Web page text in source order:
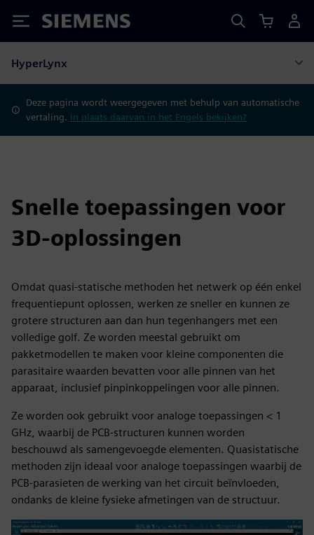
Siemens
HyperLynx
Deze pagina wordt weergegeven met behulp van automatische
vertaling. In plaats daarvan in het Engels bekijken?
Snelle toepassingen voor
3D-oplossingen
Omdat quasi-statische methoden het netwerk op één enkel
frequentiepunt oplossen, werken ze sneller en kunnen ze
grotere structuren aan dan hun tegenhangers met een
volledige golf. Ze worden meestal gebruikt om
pakketmodellen te maken voor kleine componenten die
parasitaire waarden bevatten voor alle pinnen van het
apparaat, inclusief pinpinkoppelingen voor alle pinnen.
Ze worden ook gebruikt voor analoge toepassingen < 1
GHz, waarbij de PCB-structuren kunnen worden
beschouwd als samengevoegde elementen. Quasistatische
methoden zijn ideaal voor analoge toepassingen waarbij de
PCB-parasieten de werking van het circuit beïnvloeden,
ondanks de kleine fysieke afmetingen van de structuur.